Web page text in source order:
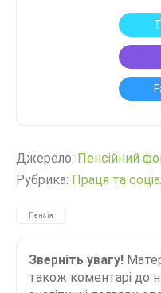
Джерело: Пенсійний
Рубрика: Праця та
Пенсія
Зверніть увагу!
також коментарі до